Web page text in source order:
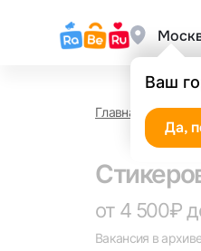
Ваш
Да,
Главная
от 4 500₽
Вакансия в